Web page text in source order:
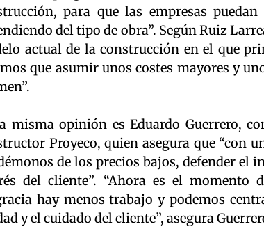
para que las empresas
del tipo de obra”. Según Ruiz
actual de la construcción en el que
que asumir unos costes mayores y
misma opinión es Eduardo Guerrero,
Proyeco, quien asegura que “con
de los precios bajos, defender el
del cliente”. “Ahora es el momento
hay menos trabajo y podemos
y el cuidado del cliente”, asegura